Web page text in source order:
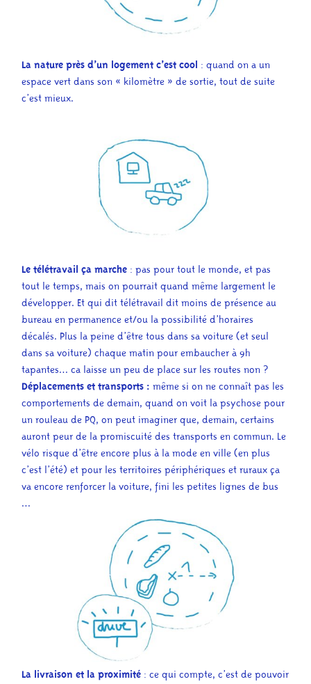
La nature près d’un logement c’est cool : quand on a un
espace vert dans son « kilomètre » de sortie, tout de suite
c’est mieux.
Le télétravail ça marche : pas pour tout le monde, et pas
tout le temps, mais on pourrait quand même largement le
développer. Et qui dit télétravail dit moins de présence au
bureau en permanence et/ou la possibilité d’horaires
décalés. Plus la peine d’être tous dans sa voiture (et seul
dans sa voiture) chaque matin pour embaucher à 9h
tapantes… ca laisse un peu de place sur les routes non ?
Déplacements et transports : même si on ne connaît pas les
comportements de demain, quand on voit la psychose pour
un rouleau de PQ, on peut imaginer que, demain, certains
auront peur de la promiscuité des transports en commun. Le
vélo risque d’être encore plus à la mode en ville (en plus
c’est l’été) et pour les territoires périphériques et ruraux ça
va encore renforcer la voiture, fini les petites lignes de bus
…
La livraison et la proximité : ce qui compte, c’est de pouvoir